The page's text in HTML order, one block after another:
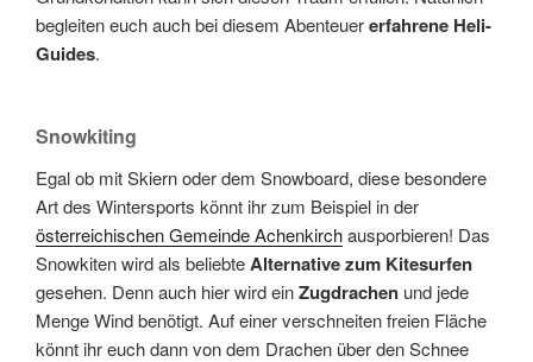
begleiten euch auch bei diesem Abenteuererfahrene Heli-
Guides.
Snowkiting
Egal ob mit Skiern oder dem Snowboard, diese besondere
Art des Wintersports könnt ihr zum Beispiel in der
österreichischen Gemeinde Achenkirchausporbieren! Das
Snowkiten wird als beliebteAlternative zum Kitesurfen
gesehen. Denn auch hier wird einZugdrachen und jede
Menge Wind benötigt. Auf einer verschneiten freien Fläche
könnt ihr euch dann von dem Drachen über den Schnee